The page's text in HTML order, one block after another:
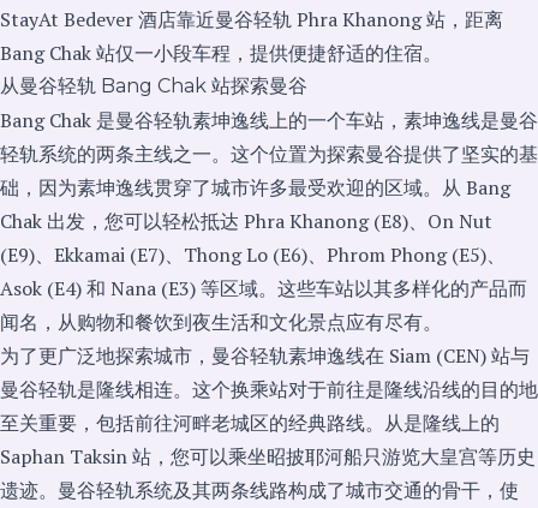
StayAt Bedever 酒店靠近曼谷轻轨 Phra Khanong 站，距离
Bang Chak 站仅一小段车程，提供便捷舒适的住宿。
从曼谷轻轨 Bang Chak 站探索曼谷
Bang Chak 是曼谷轻轨素坤逸线上的一个车站，素坤逸线是曼谷
轻轨系统的两条主线之一。这个位置为探索曼谷提供了坚实的基
础，因为素坤逸线贯穿了城市许多最受欢迎的区域。从 Bang
Chak 出发，您可以轻松抵达 Phra Khanong (E8)、On Nut
(E9)、Ekkamai (E7)、Thong Lo (E6)、Phrom Phong (E5)、
Asok (E4) 和 Nana (E3) 等区域。这些车站以其多样化的产品而
闻名，从购物和餐饮到夜生活和文化景点应有尽有。
为了更广泛地探索城市，曼谷轻轨素坤逸线在 Siam (CEN) 站与
曼谷轻轨是隆线相连。这个换乘站对于前往是隆线沿线的目的地
至关重要，包括前往河畔老城区的经典路线。从是隆线上的
Saphan Taksin 站，您可以乘坐昭披耶河船只游览大皇宫等历史
遗迹。曼谷轻轨系统及其两条线路构成了城市交通的骨干，使